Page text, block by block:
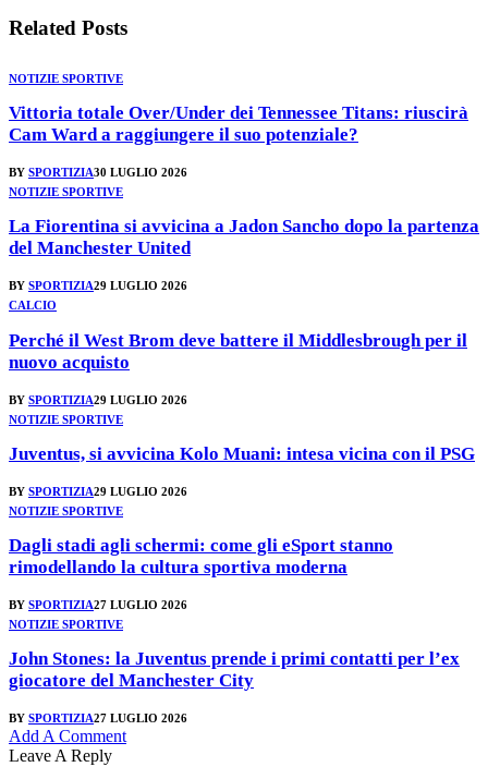
Related Posts
NOTIZIE SPORTIVE
Vittoria totale Over/Under dei Tennessee Titans: riuscirà
Cam Ward a raggiungere il suo potenziale?
BY SPORTIZIA30 LUGLIO 2026
NOTIZIE SPORTIVE
La Fiorentina si avvicina a Jadon Sancho dopo la partenza
del Manchester United
BY SPORTIZIA29 LUGLIO 2026
CALCIO
Perché il West Brom deve battere il Middlesbrough per il
nuovo acquisto
BY SPORTIZIA29 LUGLIO 2026
NOTIZIE SPORTIVE
Juventus, si avvicina Kolo Muani: intesa vicina con il PSG
BY SPORTIZIA29 LUGLIO 2026
NOTIZIE SPORTIVE
Dagli stadi agli schermi: come gli eSport stanno
rimodellando la cultura sportiva moderna
BY SPORTIZIA27 LUGLIO 2026
NOTIZIE SPORTIVE
John Stones: la Juventus prende i primi contatti per l’ex
giocatore del Manchester City
BY SPORTIZIA27 LUGLIO 2026
Add A Comment
Leave A Reply